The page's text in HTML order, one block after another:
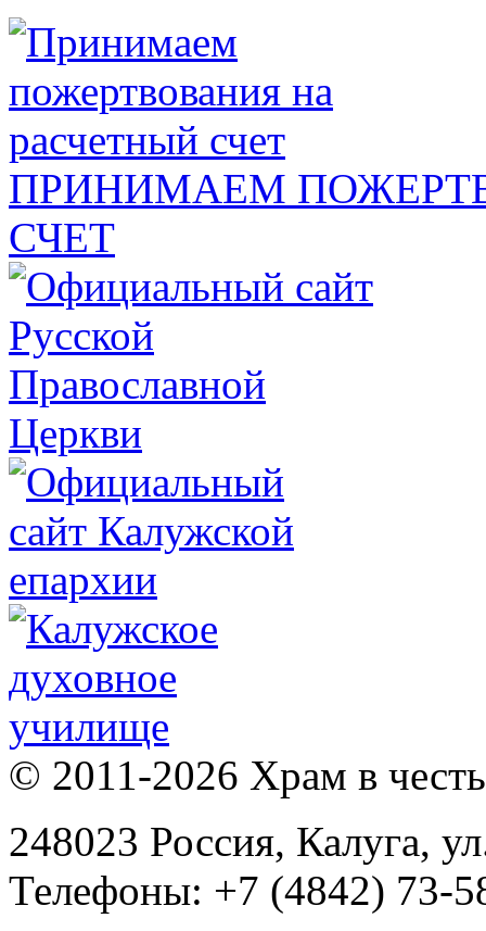
ПРИНИМАЕМ
СЧЕТ
© 2011-2026 Храм в честь
248023 Россия, Калуга,
Телефоны: +7 (4842) 73-